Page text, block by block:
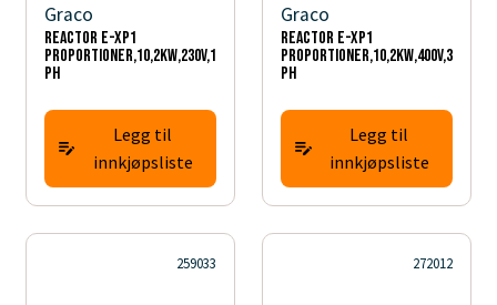
Graco
Reactor E-XP1
PROPORTIONER,10,2KW,230V,1
PH
Legg til
innkjøpsliste
Graco
Reactor E-XP1
PROPORTIONER,10,2KW,400V,3
PH
Legg til
innkjøpsliste
259033 272012